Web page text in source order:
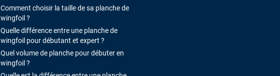
Comment choisir la taille de sa planche de
wingfoil ?
Quelle différence entre une planche de
wingfoil pour débutant et expert ?
Quel volume de planche pour débuter en
wingfoil ?